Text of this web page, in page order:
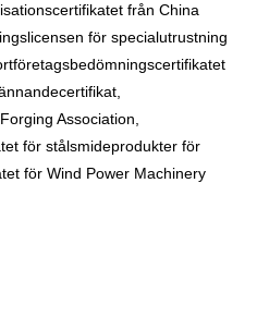
från China
för specialutrustning
Association,
för stålsmideprodukter för
för Wind Power Machinery